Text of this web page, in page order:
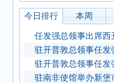
今日排行 本周
任发强总领事出席
驻开普敦总领事任发
驻开普敦总领事任
驻南非使馆举办新